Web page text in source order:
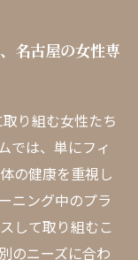
名古屋の女性専
り組む女性たち
では、単にフィ
の健康を重視し
ニング中のプラ
して取り組むこ
のニーズに合わ